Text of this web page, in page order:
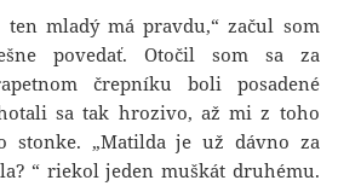
ten mladý má pravdu,“ začul som
povedať. Otočil som sa za
črepníku boli posadené
sa tak hrozivo, až mi z toho
stonke. „Matilda je už dávno za
“ riekol jeden muškát druhému.